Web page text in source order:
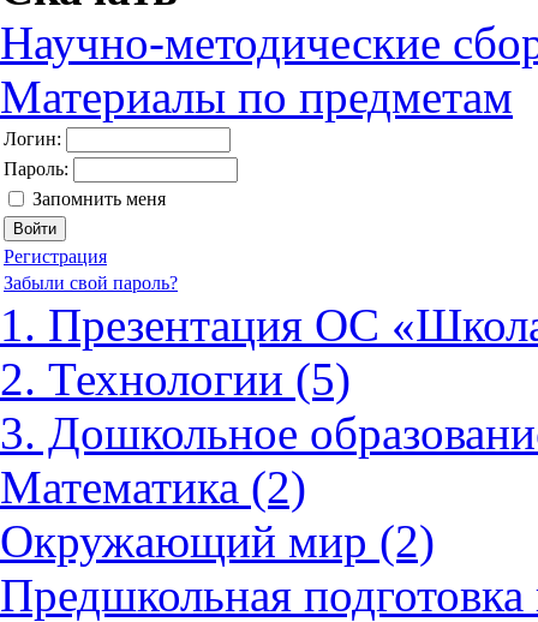
Научно-методические
Материалы по предметам
Логин:
Пароль:
Запомнить меня
Регистрация
Забыли свой пароль?
1. Презентация ОС
2. Технологии (5)
3. Дошкольное
Математика (2)
Окружающий мир (2)
Предшкольная